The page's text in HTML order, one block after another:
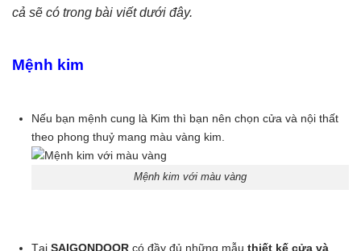
cả sẽ có trong bài viết dưới đây.
Mệnh kim
Nếu bạn mệnh cung là Kim thì bạn nên chọn cửa và nội thất
theo phong thuỷ mang màu vàng kim.
Mệnh kim với màu vàng
TạiSAIGONDOOR có đầy đủ những mẫuthiết kế cửa và